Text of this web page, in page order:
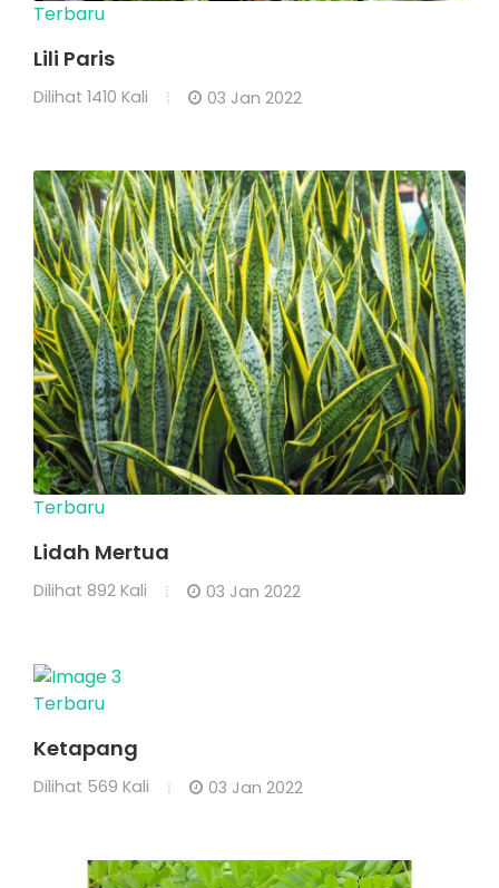
Terbaru
Lili Paris
Dilihat 1410 Kali 03 Jan 2022
Terbaru
Lidah Mertua
Dilihat 892 Kali 03 Jan 2022
Terbaru
Ketapang
Dilihat 569 Kali 03 Jan 2022